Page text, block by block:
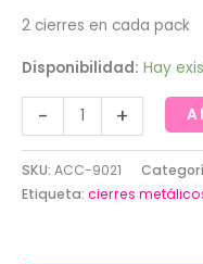
2 cierres en cada pack
Disponibilidad: Hay
-
oval
color
níquel
+
SKU: ACC-9021
Etiqueta: cierres